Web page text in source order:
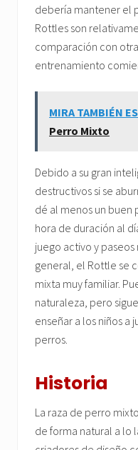
debería mantener el
Rottles son
comparación con
entrenamiento
MIRA TAMBIÉN
Perro Mixto
Debido a su gran
destructivos si se
dé al menos un buen
hora de duración al
juego activo y
general, el Rottle se
mixta muy familiar.
naturaleza, pero
enseñar a los niños a
perros.
Historia
La raza de perro
de forma natural a lo